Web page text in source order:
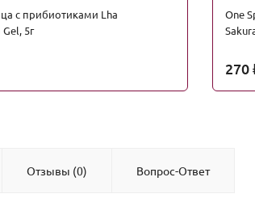
с прибиотиками Lha
5г
One
270
Отзывы (0) Вопрос-Ответ